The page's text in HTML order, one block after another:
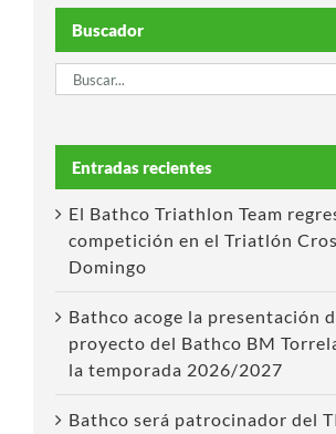
Buscador
Buscar:
Entradas recientes
El Bathco Triathlon Team
competición en el Triatlón
Domingo
Bathco acoge la presentación
proyecto del Bathco BM
la temporada 2026/2027
Bathco será patrocinador del